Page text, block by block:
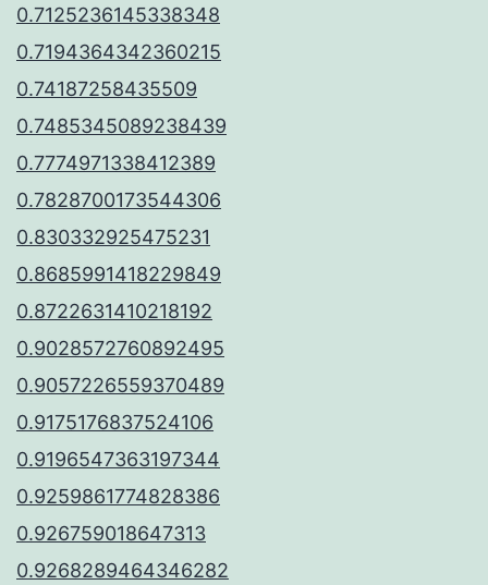
0.7125236145338348
0.7194364342360215
0.74187258435509
0.7485345089238439
0.7774971338412389
0.7828700173544306
0.830332925475231
0.8685991418229849
0.8722631410218192
0.9028572760892495
0.9057226559370489
0.9175176837524106
0.9196547363197344
0.9259861774828386
0.926759018647313
0.9268289464346282